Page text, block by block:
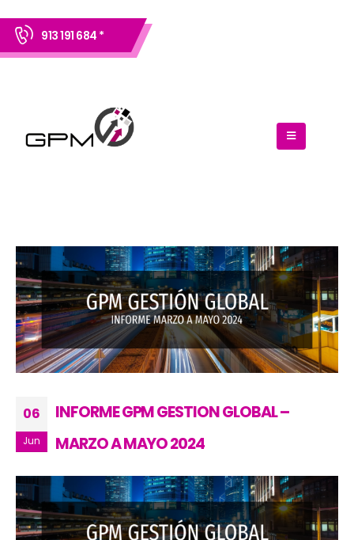
913 191 684 *
06
Jun
INFORME GPM GESTION GLOBAL –
MARZO A MAYO 2024